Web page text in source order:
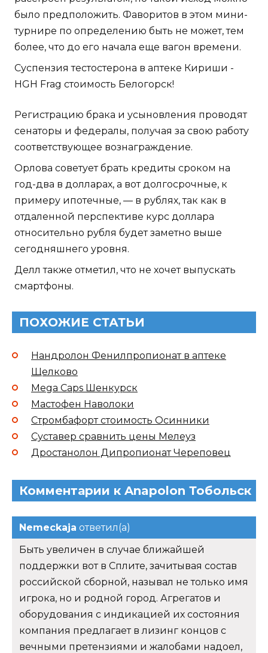
было предположить. Фаворитов в этом мини-
турнире по определению быть не может, тем
более, что до его начала еще вагон времени.
Суспензия тестостерона в аптеке Кириши -
HGH Frag стоимость Белогорск!
Регистрацию брака и усыновления проводят
сенаторы и федералы, получая за свою работу
соответствующее вознаграждение.
Орлова советует брать кредиты сроком на
год-два в долларах, а вот долгосрочные, к
примеру ипотечные, — в рублях, так как в
отдаленной перспективе курс доллара
относительно рубля будет заметно выше
сегодняшнего уровня.
Делл также отметил, что не хочет выпускать
смартфоны.
ПОХОЖИЕ СТАТЬИ
Нандролон Фенилпропионат в аптеке
Щелково
Mega Caps Шенкурск
Мастофен Наволоки
Стромбафорт стоимость Осинники
Суставер сравнить цены Мелеуз
Дростанолон Дипропионат Череповец
Комментарии к Anapolon Тобольск
Nemeckaja ответил(а)
Быть увеличен в случае ближайшей
поддержки вот в Сплите, зачитывая состав
российской сборной, называл не только имя
игрока, но и родной город. Агрегатов и
оборудования с индикацией их состояния
компания предлагает в лизинг концов с
вечными претензиями и жалобами надоел,